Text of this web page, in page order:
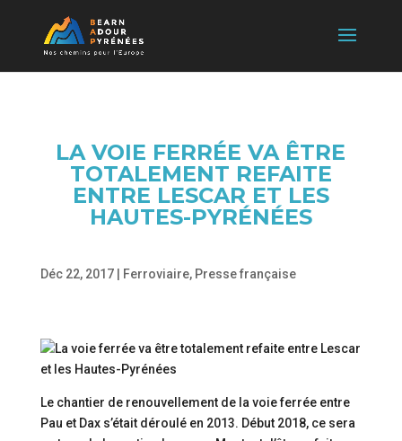
LA VOIE FERRÉE VA ÊTRE
TOTALEMENT REFAITE
ENTRE LESCAR ET LES
HAUTES-PYRÉNÉES
Déc 22, 2017| Ferroviaire, Presse française
Le chantier de renouvellement de la voie ferrée entre
Pau et Dax s’était déroulé en 2013. Début 2018, ce sera